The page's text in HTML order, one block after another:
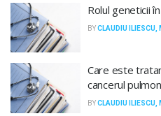
Rolul geneticii
BYCLAUDIU ILIESCU,
Care este
cancerul
BYCLAUDIU ILIESCU,